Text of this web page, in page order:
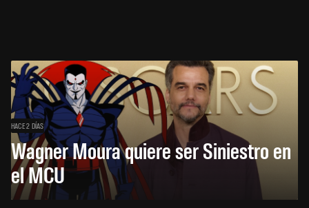
HACE 2 DÍAS
Wagner Moura quiere ser Siniestro en
el MCU